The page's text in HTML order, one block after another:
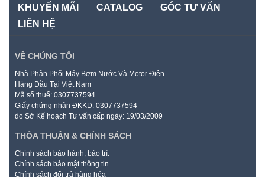
KHUYẾN MÃI
CATALOG
GÓC TƯ VẤN
LIÊN HỆ
VỀ CHÚNG TÔI
Nhà Phân Phối Máy Bơm Nước Và Motor Điện
Hàng Đầu Tại Việt Nam
Mã số thuế: 0307737594
Giấy chứng nhận ĐKKD: 0307737594
do Sở Kế hoạch Tư vấn cấp ngày: 19/03/2009
THỎA THUẬN & CHÍNH SÁCH
Chính sách bảo hành, bảo trì.
Chính sách bảo mật thông tin
Chính sách đổi trả hàng hóa